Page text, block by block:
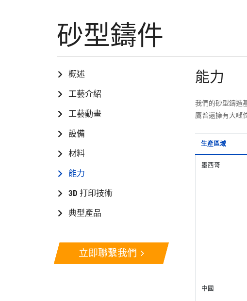
砂型鑄件
概述
工藝介紹
工藝動畫
設備
材料
能力
3D 打印技術
典型產品
立即聯繫我們
能力
我們的砂型鑄造
鷹普還擁有大噸
生產區域
墨西哥
中國